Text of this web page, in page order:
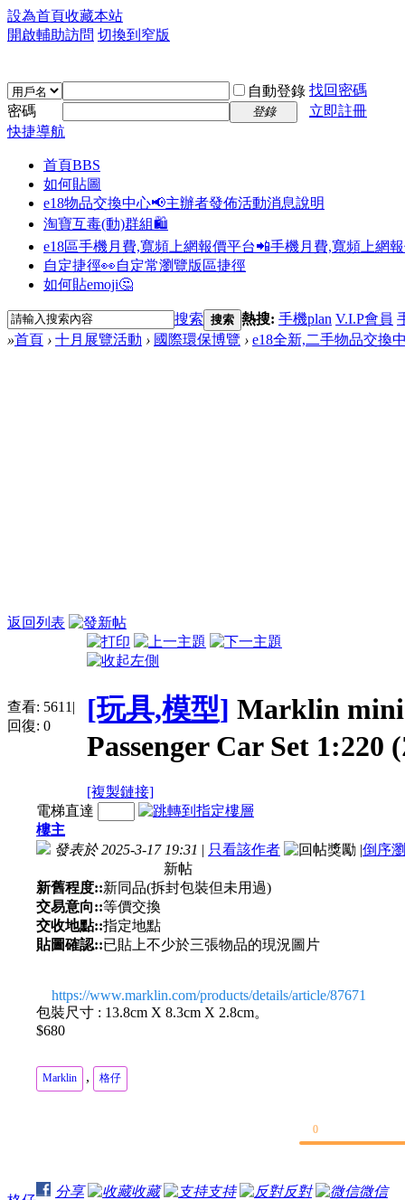
設為首頁收藏本站
開啟輔助訪問 切換到窄版
自動登錄 找回密碼
密碼
登錄
立即註冊
快捷導航
首頁BBS
如何貼圖
e18物品交換中心📢主辦者發佈活動消息說明
淘寶互毒(動)群組🛍️
e18區手機月費,寬頻上網報價平台📲手機月費,寬頻上網
自定捷徑👀自定常瀏覽版區捷徑
如何貼emoji🤔
搜索 搜索 熱搜: 手機plan V.I.P會員
»首頁 › 十月展覽活動 › 國際環保博覽 › e18全新,二手物品交換
返回列表
查看: 5611 |
回復: 0
[玩具,模型] Marklin
Passenger Car Set 1:220
[複製鏈接]
電梯直達
樓主
發表於 2025-3-17 19:31 | 只看該作者 |倒序
新帖
新舊程度::新同品(拆封包裝但未用過)
交易意向::等價交換
交收地點::指定地點
貼圖確認::已貼上不少於三張物品的現況圖片
https://www.marklin.com/products/details/article/87671
包裝尺寸 : 13.8cm X 8.3cm X 2.8cm。
$680
Marklin , 格仔
0
分享 收藏 支持 反對 微信